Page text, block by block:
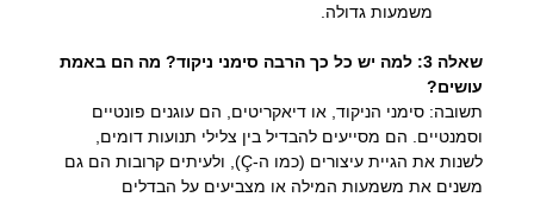
משמעות גדולה.
שאלה 3: למה יש כל כך הרבה סימני ניקוד? מה הם באמת
עושים?
תשובה: סימני הניקוד, או דיאקריטים, הם עוגנים פונטיים
וסמנטיים. הם מסייעים להבדיל בין צלילי תנועות דומים,
לשנות את הגיית עיצורים (כמו ה-Ç), ולעיתים קרובות הם גם
משנים את משמעות המילה או מצביעים על הבדלים